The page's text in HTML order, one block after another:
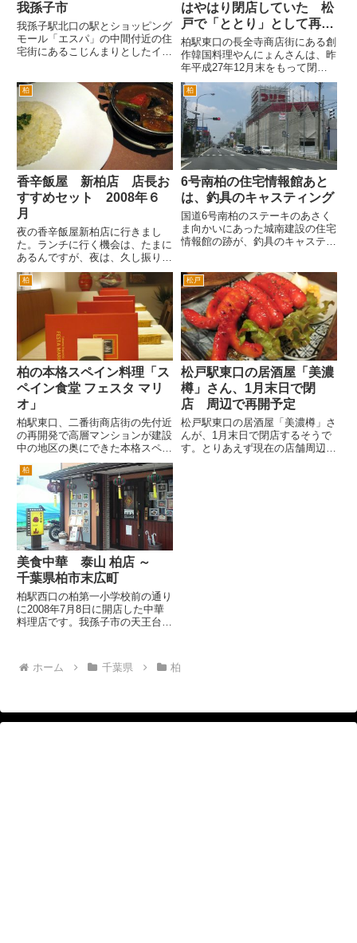
我孫子市
我孫子駅北口の駅とショッピング
モール「エスパ」の中間付近の住
宅街にあるこじんまりとしたイタ
です。 場所は、我孫子駅から説
明するとわかりづらいんですが、
簡単にいうとエスパ１階の我孫
子...
はやはり閉店していた 松
戸で「ととり」として再オ
ープン予定
柏駅東口の長全寺商店街にある創
作韓国料理やんにょんさんは、昨
年平成27年12月末をもって閉店
とのことでした。 年内に今一度
訪問するつもりだったのですが、
仕事が忙しくていけませんでし
た。ちょっと義理を欠いたという
か、行けなかったことがとても
残...
柏
香辛飯屋 新柏店 店長お
すすめセット 2008年６
月
夜の香辛飯屋新柏店に行きまし
た。ランチに行く機会は、たまに
あるんですが、夜は、久し振りか
もしれませんね。 香辛飯屋は、
よくメニューが、変わるので、久
し振りというか、ちょっと訪問期
間が、あくと、どうオーダーして
よいかわからなくなるのが、難点
で...
柏
6号南柏の住宅情報館あと
は、釣具のキャスティング
国道6号南柏のステーキのあさく
ま向かいにあった城南建設の住宅
情報館の跡が、釣具のキャスティ
なんですが。 ここは、もともと
家具の島忠だったんですよね。島
忠が、家具と同時にホームセン
タ...
柏
柏の本格スペイン料理「ス
ペイン食堂 フェスタ マリ
オ」
柏駅東口、二番街商店街の先付近
の再開発で高層マンションが建設
中の地区の奥にできた本格スペイ
ン料理「スペイン食堂 フェスタ
マリオ」さんです。 旧カプリ
チョーザ柏店のあった場所です。
ビルの2階です。 店内は
全体的にシンプルなデザイン...
松戸
松戸駅東口の居酒屋「美濃
樽」さん、1月末日で閉
店 周辺で再開予定
松戸駅東口の居酒屋「美濃樽」さ
んが、1月末日で閉店するそうで
す。とりあえず現在の店舗周辺で
柏
美食中華 泰山 柏店 ～
千葉県柏市末広町
柏駅西口の柏第一小学校前の通り
に2008年7月8日に開店した中華
料理店です。我孫子市の天王台駅
柏駅の西口にも出店したようで
す。 柏駅の西口のステーション
ホーム 千葉県 柏